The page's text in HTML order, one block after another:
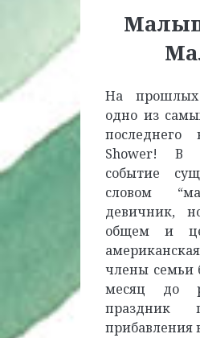
На прошлых
одно из
Shower! В
событие
словом
девичник,
общем и
члены семьи
месяц до
праздник
прибавления